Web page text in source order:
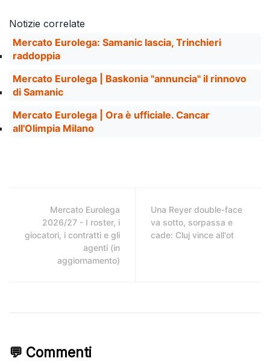
Notizie correlate
Mercato Eurolega: Samanic lascia, Trinchieri
raddoppia
Mercato Eurolega | Baskonia "annuncia" il rinnovo
di Samanic
Mercato Eurolega | Ora è ufficiale. Cancar
all'Olimpia Milano
Mercato Eurolega
2026/27 - I roster, i
giocatori, i contratti e gli
agenti (in
aggiornamento)
Una Reyer double-face
va sotto, sorpassa e
cade: Cluj vince all'ot
💬 Commenti